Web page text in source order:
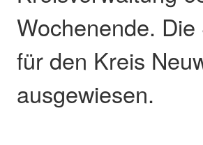
Wochenende.
für den Kreis
ausgewiesen.